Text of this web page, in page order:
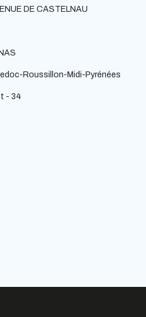
DE CASTELNAU
Roussillon-Midi-Pyrénées
- 34